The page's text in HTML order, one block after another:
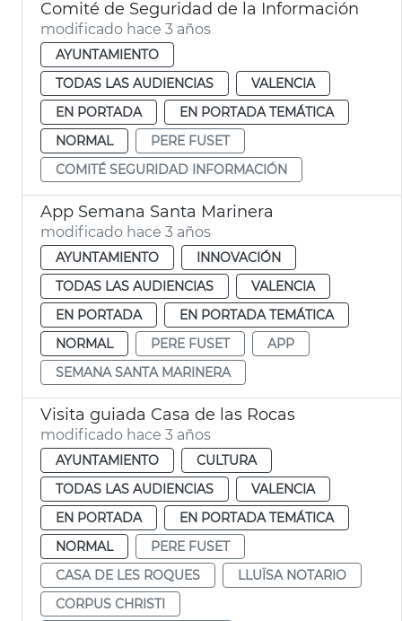
Comité de Seguridad de la Información
modificado hace 3 años
AYUNTAMIENTO
TODAS LAS AUDIENCIAS
VALENCIA
EN PORTADA
EN PORTADA TEMÁTICA
NORMAL
PERE FUSET
COMITÉ SEGURIDAD INFORMACIÓN
App Semana Santa Marinera
modificado hace 3 años
AYUNTAMIENTO
INNOVACIÓN
TODAS LAS AUDIENCIAS
VALENCIA
EN PORTADA
EN PORTADA TEMÁTICA
NORMAL
PERE FUSET
APP
SEMANA SANTA MARINERA
Visita guiada Casa de las Rocas
modificado hace 3 años
AYUNTAMIENTO
CULTURA
TODAS LAS AUDIENCIAS
VALENCIA
EN PORTADA
EN PORTADA TEMÁTICA
NORMAL
PERE FUSET
CASA DE LES ROQUES
LLUÏSA NOTARIO
CORPUS CHRISTI